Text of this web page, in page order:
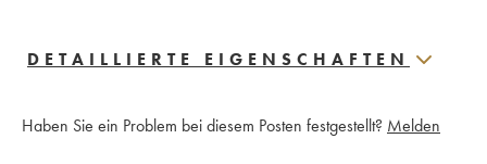
DETAILLIERTE EIGENSCHAFTEN
Haben Sie ein Problem bei diesem Posten festgestellt? Melden